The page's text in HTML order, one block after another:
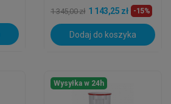
1 345,00 zł 1 143,25 zł -15%
Dodaj do koszyka
Wysyłka w 24h